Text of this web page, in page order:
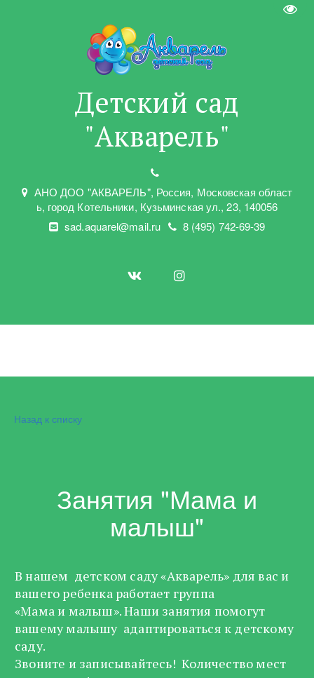
Детский сад
"Акварель"
АНО ДОО "АКВАРЕЛЬ", Россия, Московская област
ь, город Котельники, Кузьминская ул.,23, 140056
sad.aquarel@mail.ru
8 (495) 742-69-39
Назад к списку
Занятия "Мама и
малыш"
В нашем детском саду «Акварель» для вас и
вашего ребенка работает группа
«Мама и малыш». Наши занятия помогут
вашему малышу адаптироваться к детскому
саду.
Звоните и записывайтесь! Количество мест